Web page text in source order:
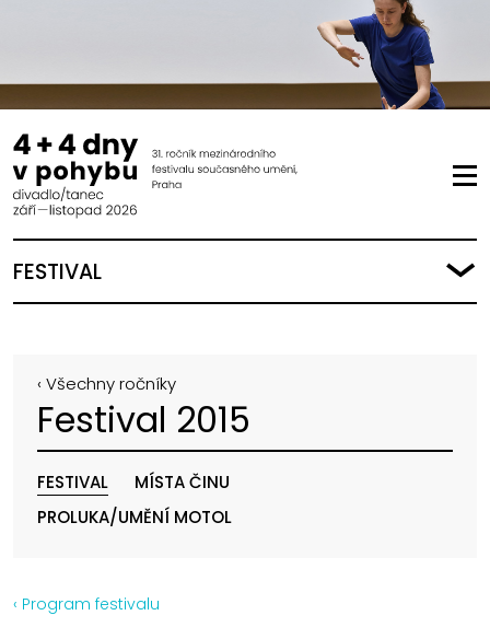
FESTIVAL
‹ Všechny ročníky
Festival 2015
FESTIVAL
MÍSTA ČINU
PROLUKA/UMĚNÍ MOTOL
‹ Program festivalu